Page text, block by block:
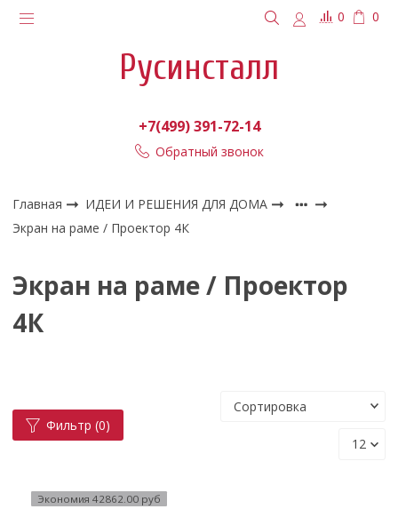
0 0
Русинсталл
+7(499) 391-72-14
Обратный звонок
Главная
ИДЕИ И РЕШЕНИЯ ДЛЯ ДОМА
Экран на раме / Проектор 4К
Экран на раме / Проектор
4К
Фильтр (0)
Экономия 42862.00 руб